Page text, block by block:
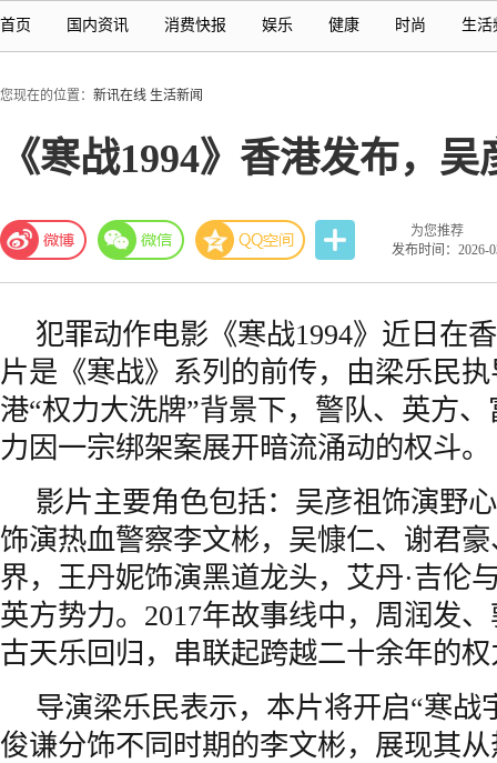
首页 国内资讯 消费快报 娱乐 健康 时尚 生活
您现在的位置： 新讯在线 生活新闻
《寒战1994》香港发布，
为您推荐
发布时间：2026-
犯罪动作电影《寒战1994》近日在
片是《寒战》系列的前传，由梁乐民
港“权力大洗牌”背景下，警队、英方
力因一宗绑架案展开暗流涌动的权斗。
影片主要角色包括：吴彦祖饰演野
饰演热血警察李文彬，吴慷仁、谢君
界，王丹妮饰演黑道龙头，艾丹·吉伦
英方势力。2017年故事线中，周润发
古天乐回归，串联起跨越二十余年的
导演梁乐民表示，本片将开启“寒战
俊谦分饰不同时期的李文彬，展现其